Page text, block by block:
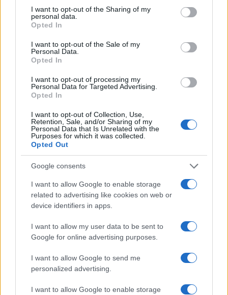
not limited to your visit or usage behaviour. You may click to
grant or deny consent to Google and its third-party tags to
use your data for below specified purposes in below Google
consent section.
I want to opt-out of the Sharing of my
personal data.
Opted In
I want to opt-out of the Sale of my
Personal Data.
Opted In
I want to opt-out of processing my
Personal Data for Targeted Advertising.
Opted In
I want to opt-out of Collection, Use,
Retention, Sale, and/or Sharing of my
Personal Data that Is Unrelated with the
Purposes for which it was collected.
Opted Out
Google consents
I want to allow Google to enable storage
related to advertising like cookies on web or
device identifiers in apps.
I want to allow my user data to be sent to
Google for online advertising purposes.
I want to allow Google to send me
personalized advertising.
I want to allow Google to enable storage
F
a
ce
b
o
o
k
T
w
it
te
r
Pi
te
st
W
at
A
p
p
S
a
Articolo precedente
Le previsioni meteo per il weekend a Olbia e in
Gallura
Michelle Hunziker in Gallura, bella anche dal
vivo: un amico vip svela come fa
Calangianus, dopo le polemiche il centro
accoglienza minori chiude
Olbia, divieto di sosta contro spaccio e degrado: